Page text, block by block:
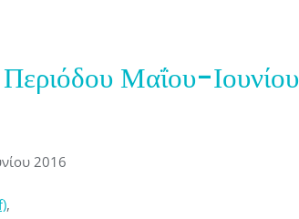
Μαΐου-Ιουνίου
2016
,